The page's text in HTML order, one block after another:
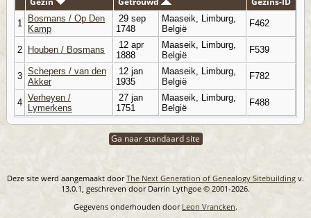
1
Bosmans / Op Den
Kamp
29 sep
1748
Maaseik, Limburg,
België
F462
2 Houben / Bosmans
12 apr
1888
Maaseik, Limburg,
België
F539
3 Schepers / van den
Akker
12 jan
1935
Maaseik, Limburg,
België
F782
4 Verheyen /
Lymerkens
27 jan
1751
Maaseik, Limburg,
België
F488
Ga naar standaard site
Deze site werd aangemaakt doorThe Next Generation of Genealogy Sitebuilding v.
13.0.1, geschreven door Darrin Lythgoe © 2001-2026.
Gegevens onderhouden door Leon Vrancken.